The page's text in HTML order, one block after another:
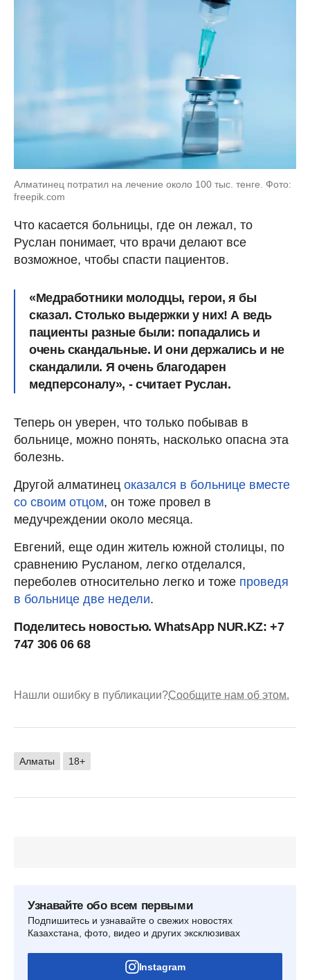
Алматинец потратил на лечение около 100 тыс. тенге. Фото:
freepik.com
Что касается больницы, где он лежал, то
Руслан понимает, что врачи делают все
возможное, чтобы спасти пациентов.
«Медработники молодцы, герои, я бы
сказал. Столько выдержки у них! А ведь
пациенты разные были: попадались и
очень скандальные. И они держались и не
скандалили. Я очень благодарен
медперсоналу», - считает Руслан.
Теперь он уверен, что только побывав в
больнице, можно понять, насколько опасна эта
болезнь.
Другой алматинец оказался в больнице вместе
со своим отцом, он тоже провел в
медучреждении около месяца.
Евгений, еще один житель южной столицы, по
сравнению Русланом, легко отделался,
переболев относительно легко и тоже проведя
в больнице две недели.
Поделитесь новостью. WhatsApp NUR.KZ: +7
747 306 06 68
Нашли ошибку в публикации?Сообщите нам об этом.
Алматы 18+
Узнавайте обо всем первыми
Подпишитесь и узнавайте о свежих новостях
Казахстана, фото, видео и других эксклюзивах
Instagram